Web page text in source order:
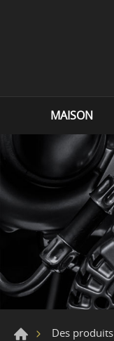
MAISON
Des produits